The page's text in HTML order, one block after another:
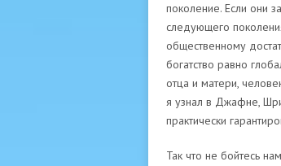
поколение. Если они
следующего
общественному
богатство равно
отца и матери,
я узнал в Джафне,
практически
Так что не бойтесь